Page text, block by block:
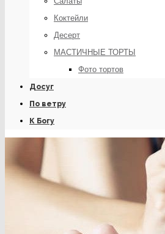
Коктейли
Десерт
МАСТИЧНЫЕ ТОРТЫ
Фото тортов
Досуг
По ветру
К Богу